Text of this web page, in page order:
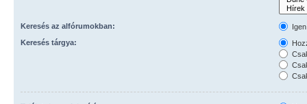
Keresés az alfórumokban:
Igen
Keresés tárgya: